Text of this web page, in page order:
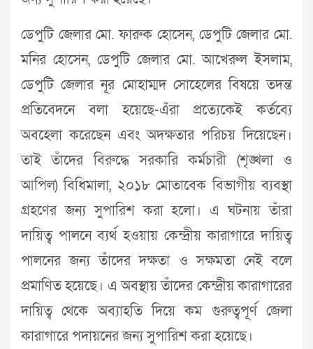
ডেপুটি জেলার মো. ফারুক হোসেন, ডেপুটি জেলার মো.
মনির হোসেন, ডেপুটি জেলার মো. আখেরুল ইসলাম,
ডেপুটি জেলার নূর মোহাম্মদ সোহেলের বিষয়ে তদন্ত
প্রতিবেদনে বলা হয়েছে-এঁরা প্রত্যেকেই কর্তব্যে
অবহেলা করেছেন এবং অদক্ষতার পরিচয় দিয়েছেন।
তাই তাঁদের বিরুদ্ধে সরকারি কর্মচারী (শৃঙ্খলা ও
আপিল) বিধিমালা, ২০১৮ মোতাবেক বিভাগীয় ব্যবস্থা
গ্রহণের জন্য সুপারিশ করা হলো। এ ঘটনায় তাঁরা
দায়িত্ব পালনে ব্যর্থ হওয়ায় কেন্দ্রীয় কারাগারে দায়িত্ব
পালনের জন্য তাঁদের দক্ষতা ও সক্ষমতা নেই বলে
প্রমাণিত হয়েছে। এ অবস্থায় তাঁদের কেন্দ্রীয় কারাগারের
দায়িত্ব থেকে অব্যাহতি দিয়ে কম গুরুত্বপূর্ণ জেলা
কারাগারে পদায়নের জন্য সুপারিশ করা হয়েছে।